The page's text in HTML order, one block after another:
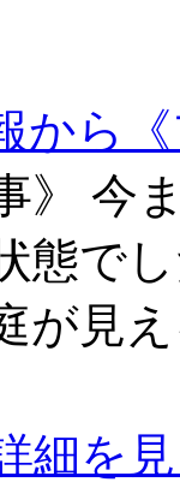
から
》 今
態で
が見
細を